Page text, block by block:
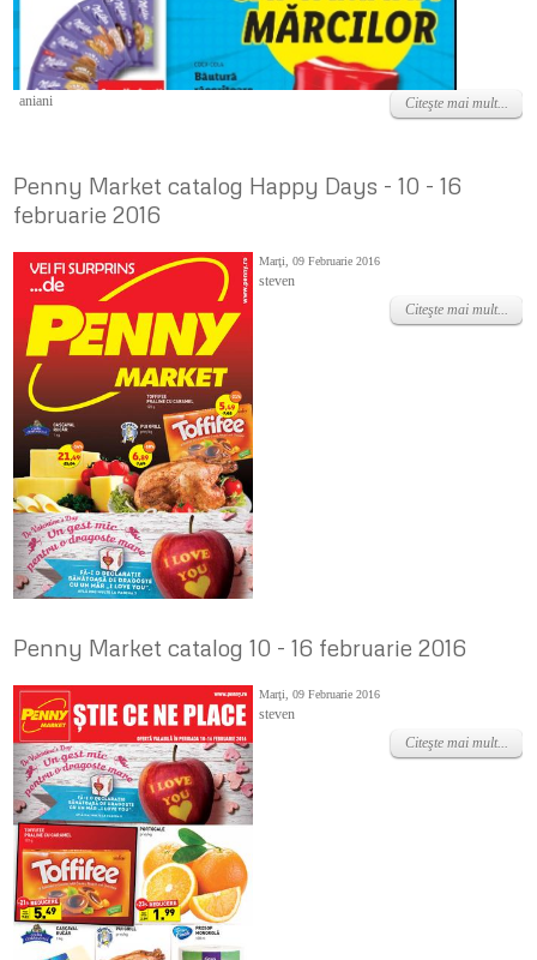
Vineri, 10 Iunie 2022
aniani Citeşte mai mult...
Penny Market catalog Happy Days - 10 - 16
februarie 2016
Marţi, 09 Februarie 2016
steven
Citeşte mai mult...
Penny Market catalog 10 - 16 februarie 2016
Marţi, 09 Februarie 2016
steven
Citeşte mai mult...